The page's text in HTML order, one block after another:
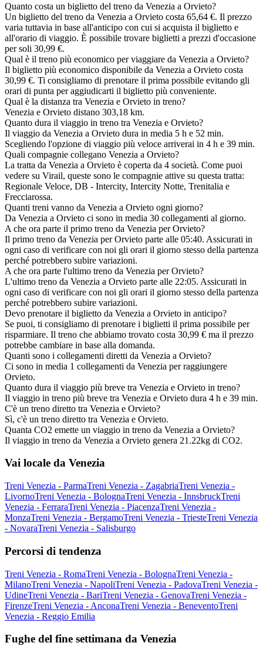
Quanto costa un biglietto del treno da Venezia a Orvieto?
Un biglietto del treno da Venezia a Orvieto costa 65,64 €. Il prezzo
varia tuttavia in base all'anticipo con cui si acquista il biglietto e
all'orario di viaggio. È possibile trovare biglietti a prezzi d'occasione
per soli 30,99 €.
Qual è il treno più economico per viaggiare da Venezia a Orvieto?
Il biglietto più economico disponibile da Venezia a Orvieto costa
30,99 €. Ti consigliamo di prenotare il prima possibile evitando gli
orari di punta per aggiudicarti il biglietto più conveniente.
Qual è la distanza tra Venezia e Orvieto in treno?
Venezia e Orvieto distano 303,18 km.
Quanto dura il viaggio in treno tra Venezia e Orvieto?
Il viaggio da Venezia a Orvieto dura in media 5 h e 52 min.
Scegliendo l'opzione di viaggio più veloce arriverai in 4 h e 39 min.
Quali compagnie collegano Venezia a Orvieto?
La tratta da Venezia a Orvieto è coperta da 4 società. Come puoi
vedere su Virail, queste sono le compagnie attive su questa tratta:
Regionale Veloce, DB - Intercity, Intercity Notte, Trenitalia e
Frecciarossa.
Quanti treni vanno da Venezia a Orvieto ogni giorno?
Da Venezia a Orvieto ci sono in media 30 collegamenti al giorno.
A che ora parte il primo treno da Venezia per Orvieto?
Il primo treno da Venezia per Orvieto parte alle 05:40. Assicurati in
ogni caso di verificare con noi gli orari il giorno stesso della partenza
perché potrebbero subire variazioni.
A che ora parte l'ultimo treno da Venezia per Orvieto?
L'ultimo treno da Venezia a Orvieto parte alle 22:05. Assicurati in
ogni caso di verificare con noi gli orari il giorno stesso della partenza
perché potrebbero subire variazioni.
Devo prenotare il biglietto da Venezia a Orvieto in anticipo?
Se puoi, ti consigliamo di prenotare i biglietti il prima possibile per
risparmiare. Il treno che abbiamo trovato costa 30,99 € ma il prezzo
potrebbe cambiare in base alla domanda.
Quanti sono i collegamenti diretti da Venezia a Orvieto?
Ci sono in media 1 collegamenti da Venezia per raggiungere
Orvieto.
Quanto dura il viaggio più breve tra Venezia e Orvieto in treno?
Il viaggio in treno più breve tra Venezia e Orvieto dura 4 h e 39 min.
C'è un treno diretto tra Venezia e Orvieto?
Sì, c'è un treno diretto tra Venezia e Orvieto.
Quanta CO2 emette un viaggio in treno da Venezia a Orvieto?
Il viaggio in treno da Venezia a Orvieto genera 21.22kg di CO2.
Vai locale da Venezia
Treni Venezia - ParmaTreni Venezia - ZagabriaTreni Venezia -
LivornoTreni Venezia - BolognaTreni Venezia - InnsbruckTreni
Venezia - FerraraTreni Venezia - PiacenzaTreni Venezia -
MonzaTreni Venezia - BergamoTreni Venezia - TriesteTreni Venezia
- NovaraTreni Venezia - Salisburgo
Percorsi di tendenza
Treni Venezia - RomaTreni Venezia - BolognaTreni Venezia -
MilanoTreni Venezia - NapoliTreni Venezia - PadovaTreni Venezia -
UdineTreni Venezia - BariTreni Venezia - GenovaTreni Venezia -
FirenzeTreni Venezia - AnconaTreni Venezia - BeneventoTreni
Venezia - Reggio Emilia
Fughe del fine settimana da Venezia